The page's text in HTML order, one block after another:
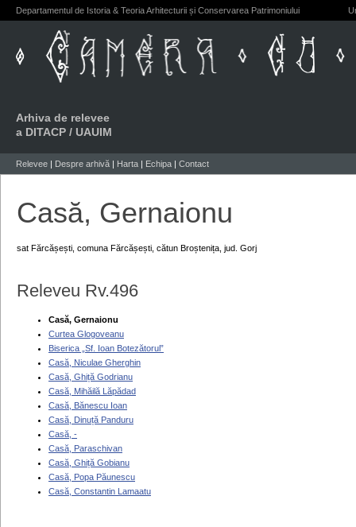
Departamentul de Istoria & Teoria Arhitecturii și Conservarea Patrimoniului
Arhiva de relevee
a DITACP / UAUIM
Relevee | Despre arhivă | Harta | Echipa | Contact
Casă, Gernaionu
sat Fărcășești, comuna Fărcășești, cătun Broștenița, jud. Gorj
Releveu Rv.496
Casă, Gernaionu
Curtea Glogoveanu
Biserica „Sf. Ioan Botezătorul”
Casă, Niculae Gherghin
Casă, Ghiță Godrianu
Casă, Mihăilă Lăpădad
Casă, Bănescu Ioan
Casă, Dinuță Panduru
Casă, -
Casă, Paraschivan
Casă, Ghiță Gobianu
Casă, Popa Păunescu
Casă, Constantin Lamaatu